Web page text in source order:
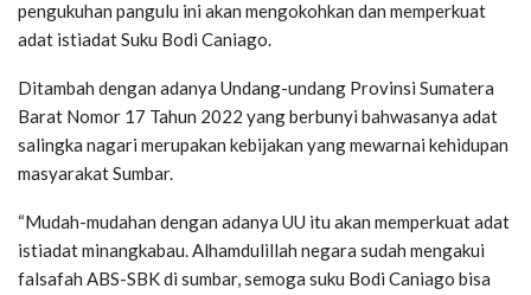
pengukuhan pangulu ini akan mengokohkan dan memperkuat
adat istiadat Suku Bodi Caniago.
Ditambah dengan adanya Undang-undang Provinsi Sumatera
Barat Nomor 17 Tahun 2022 yang berbunyi bahwasanya adat
salingka nagari merupakan kebijakan yang mewarnai kehidupan
masyarakat Sumbar.
“Mudah-mudahan dengan adanya UU itu akan memperkuat adat
istiadat minangkabau. Alhamdulillah negara sudah mengakui
falsafah ABS-SBK di sumbar, semoga suku Bodi Caniago bisa